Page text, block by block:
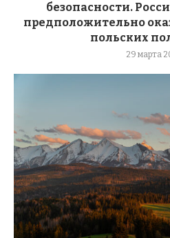
безопасности.
предположительно
польских
29 марта